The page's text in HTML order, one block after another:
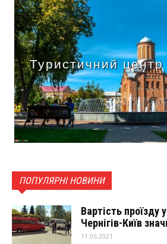
Туристичний центр
ПОПУЛЯРНІ НОВИНИ
Вартість проїзду
Чернігів-Київ
11.06.2021